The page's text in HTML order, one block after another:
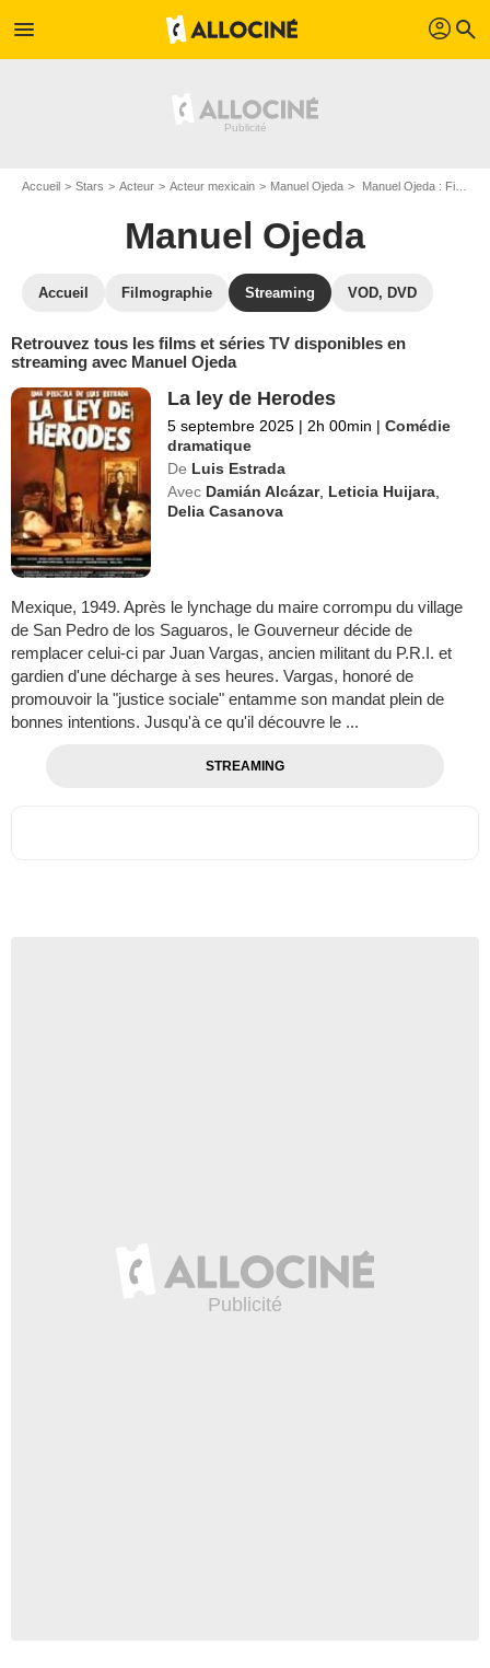
menu profil search
Accueil Stars Acteur Acteur mexicain Manuel Ojeda Manuel Ojeda : Films et séries online
Manuel Ojeda
Accueil Filmographie Streaming VOD, DVD
Retrouvez tous les films et séries TV disponibles en
streaming avec Manuel Ojeda
La ley de Herodes
5 septembre 2025 | 2h 00min | Comédie
dramatique
De Luis Estrada
Avec Damián Alcázar, Leticia Huijara
Delia Casanova
Mexique, 1949. Après le lynchage du maire corrompu du village
de San Pedro de los Saguaros, le Gouverneur décide de
remplacer celui-ci par Juan Vargas, ancien militant du P.R.I. et
gardien d'une décharge à ses heures. Vargas, honoré de
promouvoir la "justice sociale" entamme son mandat plein de
bonnes intentions. Jusqu'à ce qu'il découvre le ...
STREAMING